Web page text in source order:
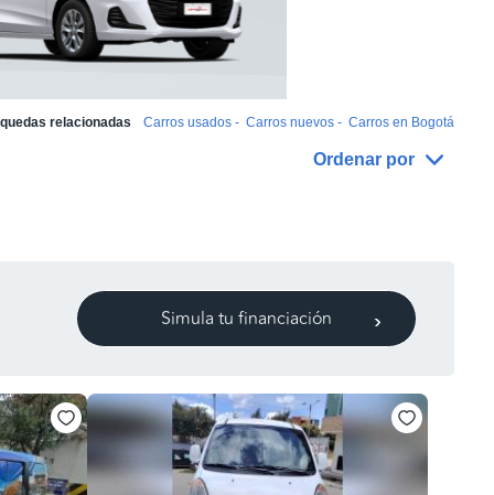
relacionadas Carros usados - Carros nuevos - Carros en Bogotá
Ordenar por
Simula tu financiación